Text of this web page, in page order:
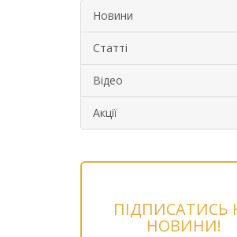
Новини
Статті
Відео
Акції
ПІДПИСАТИСЬ
НОВИНИ!